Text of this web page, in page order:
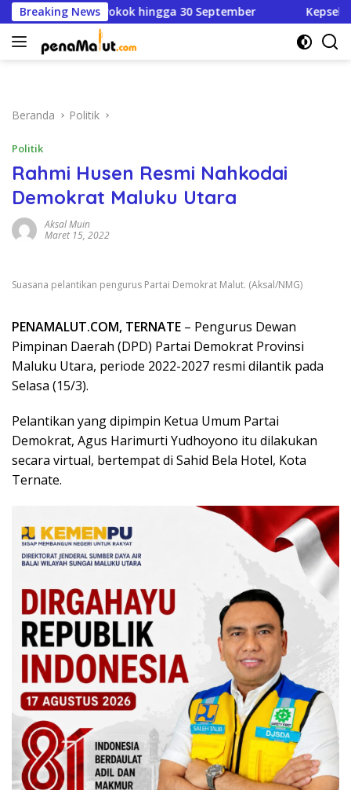
Langsung
ke
konten
Breaking News
Bayar Pokok hingga 30 September Kepsek SDN 84
Beranda Politik
Politik
Rahmi Husen Resmi Nahkodai
Demokrat Maluku Utara
Aksal Muin
Maret 15, 2022
Suasana pelantikan pengurus Partai Demokrat Malut. (Aksal/NMG)
PENAMALUT.COM, TERNATE – Pengurus Dewan
Pimpinan Daerah (DPD) Partai Demokrat Provinsi
Maluku Utara, periode 2022-2027 resmi dilantik pada
Selasa (15/3).
Pelantikan yang dipimpin Ketua Umum Partai
Demokrat, Agus Harimurti Yudhoyono itu dilakukan
secara virtual, bertempat di Sahid Bela Hotel, Kota
Ternate.